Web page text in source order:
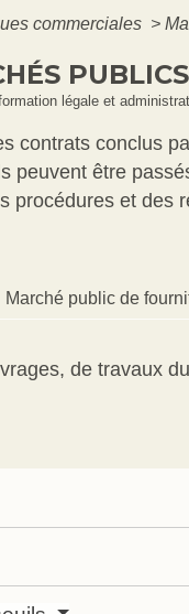
commerciales >
légale et
contrats conclus
peuvent être
procédures et des
Marché public de
de travaux